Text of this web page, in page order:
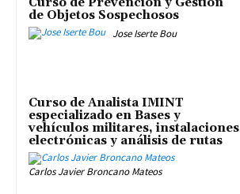
de Objetos Sospechosos
Jose Iserte Bou
Curso de Analista IMINT
especializado en Bases y
vehículos militares, instalaciones
electrónicas y análisis de rutas
Carlos Javier Broncano Mateos